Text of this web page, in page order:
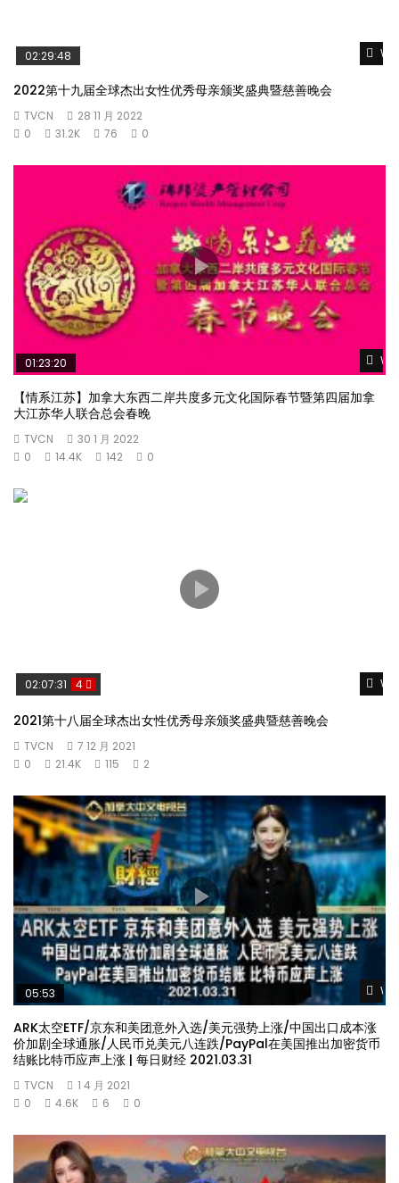
02:29:48
2022第十九届全球杰出女性优秀母亲颁奖盛典暨慈善晚会
TVCN
28 11 月 2022
0
31.2K 76 0
01:23:20
【情系江苏】加拿大东西二岸共度多元文化国际春节暨第四届加拿
大江苏华人联合总会春晚
TVCN
30 1 月 2022
0
14.4K 142 0
02:07:31 4
2021第十八届全球杰出女性优秀母亲颁奖盛典暨慈善晚会
TVCN
7 12 月 2021
0
21.4K 115 2
05:53
ARK太空ETF/京东和美团意外入选/美元强势上涨/中国出口成本涨
价加剧全球通胀/人民币兑美元八连跌/PayPal在美国推出加密货币
结账比特币应声上涨 | 每日财经 2021.03.31
TVCN
1 4 月 2021
0
4.6K 6 0